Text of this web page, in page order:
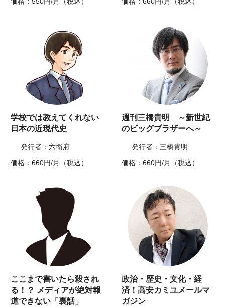
学校では教えてくれない
日本の近現代史
発行者：六衛府
価格：660円/月（税込）
週刊三橋貴明 ～新世紀
のビッグブラザーへ～
発行者：三橋貴明
価格：660円/月（税込）
ここまで書いたら殺され
る！？ メディアが絶対報
道できない「裏話」
政治・歴史・文化・経
済！高安カミユメールマ
ガジン